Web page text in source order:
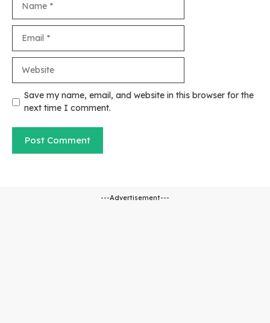
Save my name, email, and website in this browser for the
next time I comment.
---Advertisement---